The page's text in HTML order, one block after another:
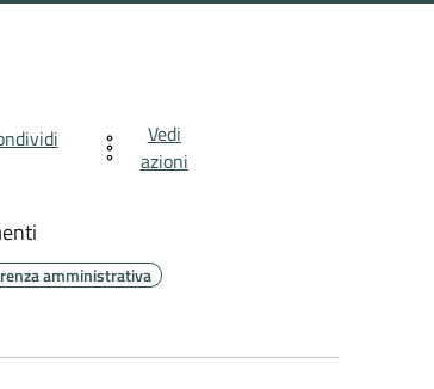
Vedi
azioni
amministrativa